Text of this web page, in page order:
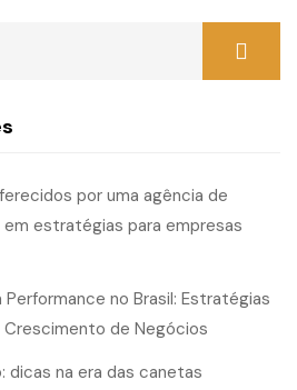
por uma agência de
estratégias para empresas
no Brasil: Estratégias
Crescimento de Negócios
dicas na era das canetas